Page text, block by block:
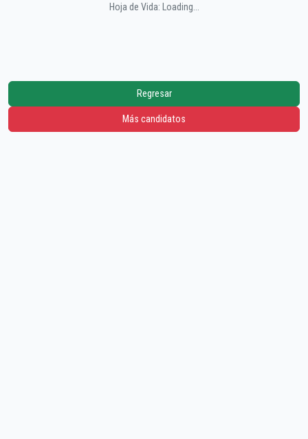
Hoja de Vida: Loading...
Regresar
Más candidatos